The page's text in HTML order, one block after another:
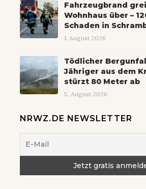
Fahrzeugbrand
Wohnhaus über –
Schaden in
1. August 2026
Tödlicher
Jähriger aus dem
stürzt 80 Meter ab
5. August 2026
NRWZ.DE NEWSLETTER